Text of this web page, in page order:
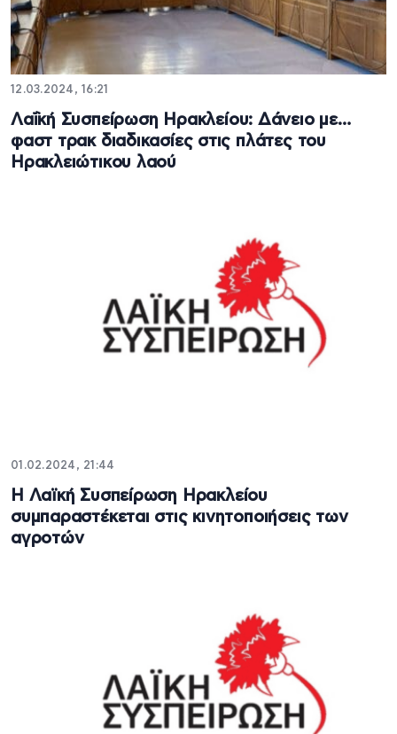
12.03.2024, 16:21
Λαΐκή Συσπείρωση Ηρακλείου: Δάνειο με…
φαστ τρακ διαδικασίες στις πλάτες του
Ηρακλειώτικου λαού
01.02.2024, 21:44
Η Λαϊκή Συσπείρωση Ηρακλείου
συμπαραστέκεται στις κινητοποιήσεις των
αγροτών